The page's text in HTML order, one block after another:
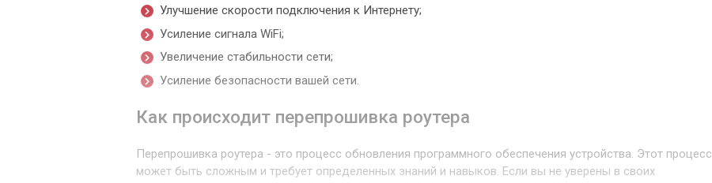
Улучшение скорости подключения к Интернету;
Усиление сигнала WiFi;
Увеличение стабильности сети;
Усиление безопасности вашей сети.
Как происходит перепрошивка роутера
Перепрошивка роутера - это процесс обновления программного обеспечения устройства. Этот процесс
может быть сложным и требует определенных знаний и навыков. Если вы не уверены в своих